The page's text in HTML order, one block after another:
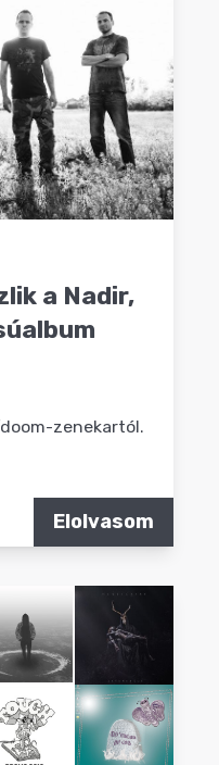
a Nadir,
zenekartól.
Elolvasom